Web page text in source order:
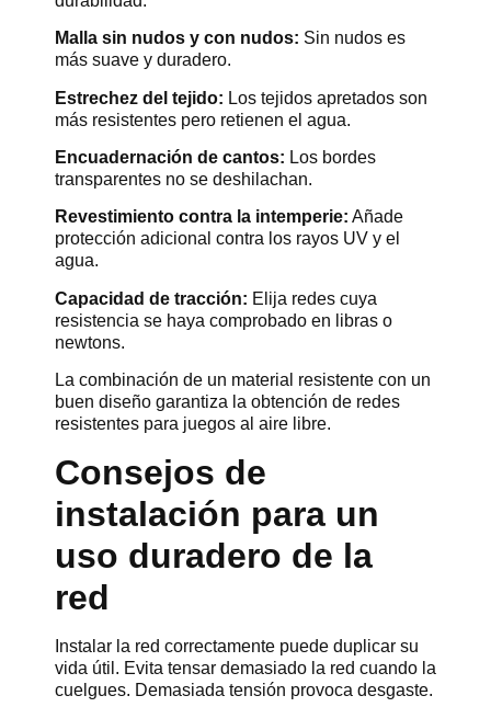
Malla sin nudos y con nudos: Sin nudos es
más suave y duradero.
Estrechez del tejido: Los tejidos apretados son
más resistentes pero retienen el agua.
Encuadernación de cantos: Los bordes
transparentes no se deshilachan.
Revestimiento contra la intemperie: Añade
protección adicional contra los rayos UV y el
agua.
Capacidad de tracción: Elija redes cuya
resistencia se haya comprobado en libras o
newtons.
La combinación de un material resistente con un
buen diseño garantiza la obtención de redes
resistentes para juegos al aire libre.
Consejos de
instalación para un
uso duradero de la
red
Instalar la red correctamente puede duplicar su
vida útil. Evita tensar demasiado la red cuando la
cuelgues. Demasiada tensión provoca desgaste.